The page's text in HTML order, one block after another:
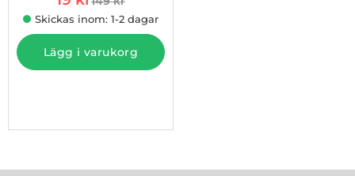
tidigare pris
Skickas inom: 1-2 dagar
Lägg i varukorg